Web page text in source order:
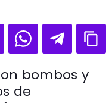
bombos y
de